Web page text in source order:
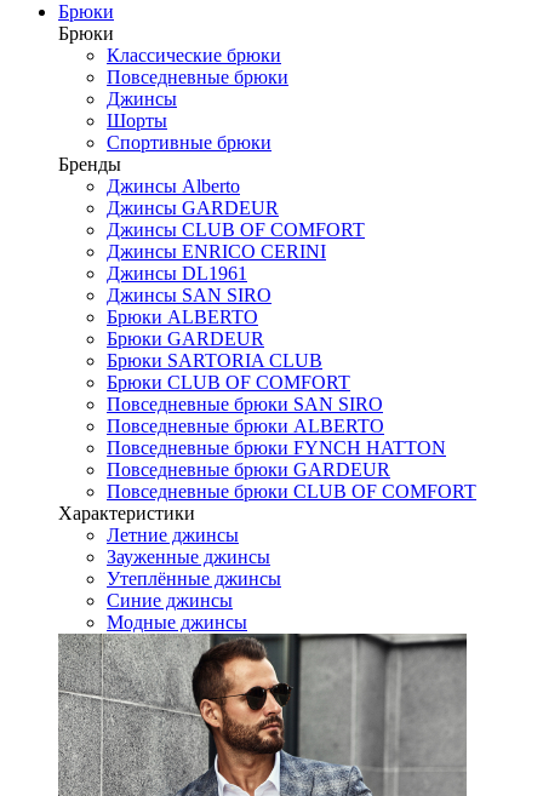
Брюки
Брюки
Классические брюки
Повседневные брюки
Джинсы
Шорты
Спортивные брюки
Бренды
Джинсы Alberto
Джинсы GARDEUR
Джинсы CLUB OF COMFORT
Джинсы ENRICO CERINI
Джинсы DL1961
Джинсы SAN SIRO
Брюки ALBERTO
Брюки GARDEUR
Брюки SARTORIA CLUB
Брюки CLUB OF COMFORT
Повседневные брюки SAN SIRO
Повседневные брюки ALBERTO
Повседневные брюки FYNCH HATTON
Повседневные брюки GARDEUR
Повседневные брюки CLUB OF COMFORT
Характеристики
Летние джинсы
Зауженные джинсы
Утеплённые джинсы
Синие джинсы
Модные джинсы